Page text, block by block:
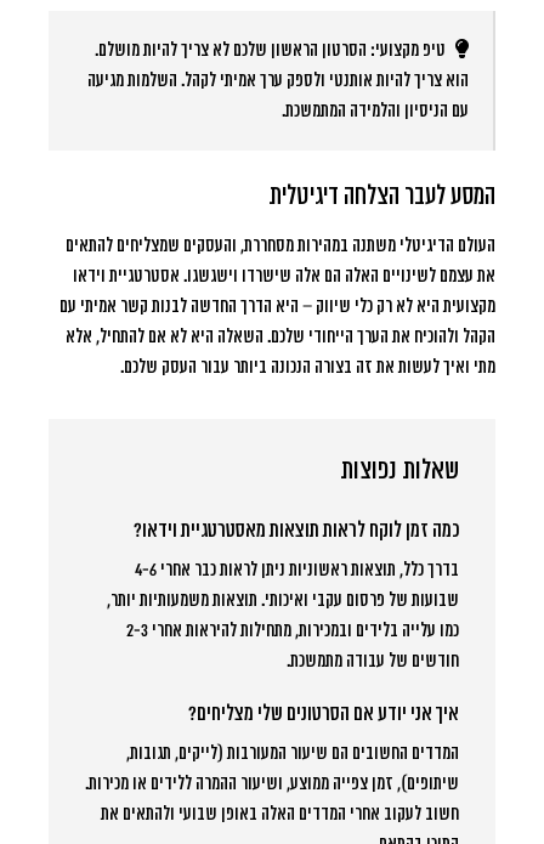
טיפ מקצועי: הסרטון הראשון שלכם לא צריך להיות מושלם.
הוא צריך להיות אותנטי ולספק ערך אמיתי לקהל. השלמות מגיעה
עם הניסיון והלמידה המתמשכת.
המסע לעבר הצלחה דיגיטלית
העולם הדיגיטלי משתנה במהירות מסחררת, והעסקים שמצליחים להתאים
את עצמם לשינויים האלה הם אלה שישרדו וישגשגו. אסטרטגיית וידאו
מקצועית היא לא רק כלי שיווק – היא הדרך החדשה לבנות קשר אמיתי עם
הקהל ולהוכיח את הערך הייחודי שלכם. השאלה היא לא אם להתחיל, אלא
מתי ואיך לעשות את זה בצורה הנכונה ביותר עבור העסק שלכם.
שאלות נפוצות
כמה זמן לוקח לראות תוצאות מאסטרטגיית וידאו?
בדרך כלל, תוצאות ראשוניות ניתן לראות כבר אחרי 4-6
שבועות של פרסום עקבי ואיכותי. תוצאות משמעותיות יותר,
כמו עלייה בלידים ובמכירות, מתחילות להיראות אחרי 2-3
חודשים של עבודה מתמשכת.
איך אני יודע אם הסרטונים שלי מצליחים?
המדדים החשובים הם שיעור המעורבות (לייקים, תגובות,
שיתופים), זמן צפייה ממוצע, ושיעור ההמרה ללידים או מכירות.
חשוב לעקוב אחרי המדדים האלה באופן שבועי ולהתאים את